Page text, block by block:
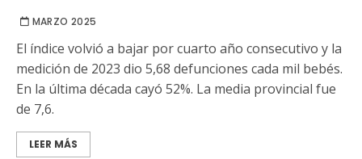
MARZO 2025
El índice volvió a bajar por cuarto año consecutivo y la
medición de 2023 dio 5,68 defunciones cada mil bebés.
En la última década cayó 52%. La media provincial fue
de 7,6.
LEER MÁS